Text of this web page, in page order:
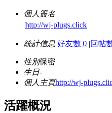
個人簽名
http://wj-plugs.click
統計信息 好友數 0 |回帖
性別保密
生日-
個人主頁http://wj-
活躍概況